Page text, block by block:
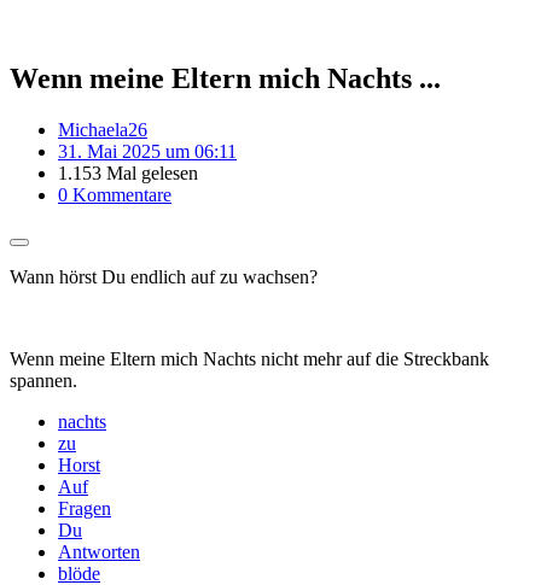
Wenn meine Eltern mich Nachts ...
Michaela26
31. Mai 2025 um 06:11
1.153 Mal gelesen
0 Kommentare
Wann hörst Du endlich auf zu wachsen?
Wenn meine Eltern mich Nachts nicht mehr auf die Streckbank
spannen.
nachts
zu
Horst
Auf
Fragen
Du
Antworten
blöde